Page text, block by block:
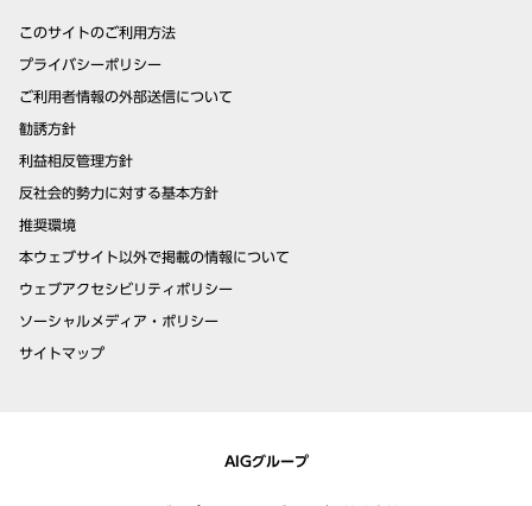
このサイトのご利用方法
プライバシーポリシー
ご利用者情報の外部送信について
勧誘方針
利益相反管理方針
反社会的勢力に対する基本方針
推奨環境
本ウェブサイト以外で掲載の情報について
ウェブアクセシビリティポリシー
ソーシャルメディア・ポリシー
サイトマップ
AIGグループ